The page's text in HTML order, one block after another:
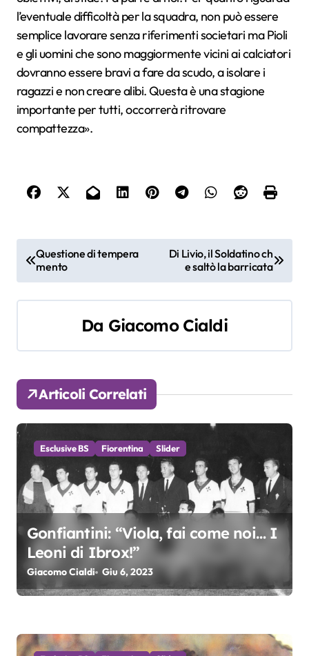
l’eventuale difficoltà per la squadra, non può essere
semplice lavorare senza riferimenti societari ma Pioli
e gli uomini che sono maggiormente vicini ai calciatori
dovranno essere bravi a fare da scudo, a isolare i
ragazzi e non creare alibi. Questa è una stagione
importante per tutti, occorrerà ritrovare
compattezza».
N
a
v
a
z
i
o
n
e
a
r
i
Questione di tempera
mento
Di Livio, il Soldatino ch
e saltò la barricata
Da Giacomo Cialdi
Articoli Correlati
Esclusive BS Fiorentina Slider
Gonfiantini: “Viola, fai come noi… I
Leoni di Ibrox!”
Giacomo Cialdi Giu 6, 2023